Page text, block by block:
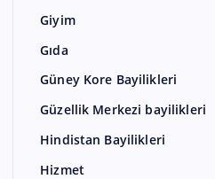
Giyim
Gıda
Güney Kore Bayilikleri
Güzellik Merkezi bayilikleri
Hindistan Bayilikleri
Hizmet